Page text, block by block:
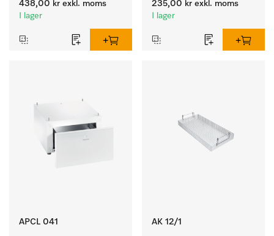
438,00 kr exkl. moms
I lager
smutsigt porslin, bestick
235,00 kr exkl. moms
I lager
APCL 041 AK 12/1